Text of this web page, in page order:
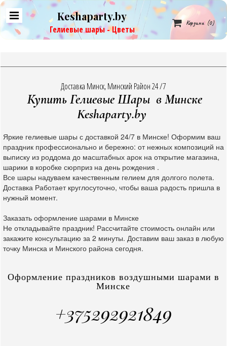
Keshaparty.by
Гелиевые шары - Цветы
 Корзина (0)
Доставка Минск, Минский Район 24 /7
Купить Гелиевые Шары в Минске
Keshaparty.by
Яркие гелиевые шары с доставкой 24/7 в Минске! Оформим ваш
праздник профессионально и бережно: от нежных композиций на
выписку из роддома до масштабных арок на открытие магазина,
шарики в коробке сюрприз на день рождения .
Все шары надуваем качественным гелием для долгого полета.
Доставка Работает круглосуточно, чтобы ваша радость пришла в
нужный момент.
Заказать оформление шарами в Минске
Не откладывайте праздник! Рассчитайте стоимость онлайн или
закажите консультацию за 2 минуты. Доставим ваш заказ в любую
точку Минска и Минского района сегодня.
Оформление праздников воздушными шарами в
Минске
+375292921849